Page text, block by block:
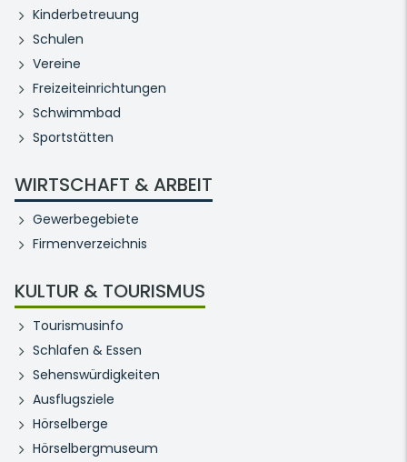
Kinderbetreuung
Schulen
Vereine
Freizeiteinrichtungen
Schwimmbad
Sportstätten
WIRTSCHAFT & ARBEIT
Gewerbegebiete
Firmenverzeichnis
KULTUR & TOURISMUS
Tourismusinfo
Schlafen & Essen
Sehenswürdigkeiten
Ausflugsziele
Hörselberge
Hörselbergmuseum